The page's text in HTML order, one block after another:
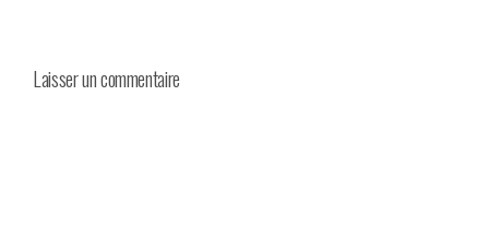
Laisser un commentaire